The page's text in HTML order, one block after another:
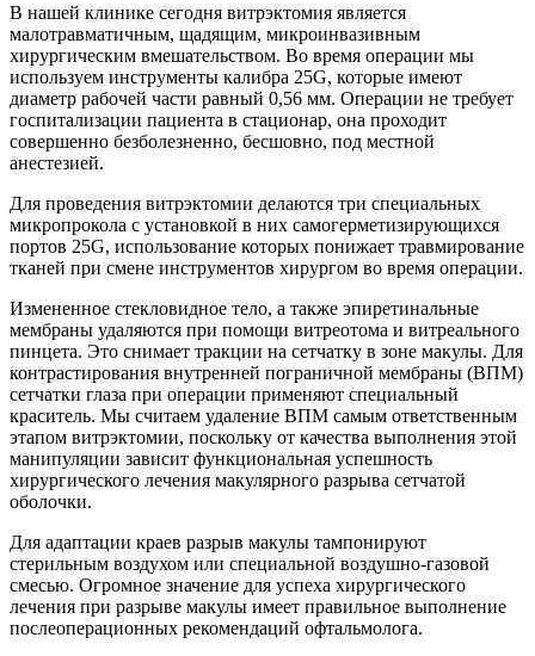
В нашей клинике сегодня витрэктомия является
малотравматичным, щадящим, микроинвазивным
хирургическим вмешательством. Во время операции мы
используем инструменты калибра 25G, которые имеют
диаметр рабочей части равный 0,56 мм. Операции не требует
госпитализации пациента в стационар, она проходит
совершенно безболезненно, бесшовно, под местной
анестезией.
Для проведения витрэктомии делаются три специальных
микропрокола с установкой в них самогерметизирующихся
портов 25G, использование которых понижает травмирование
тканей при смене инструментов хирургом во время операции.
Измененное стекловидное тело, а также эпиретинальные
мембраны удаляются при помощи витреотома и витреального
пинцета. Это снимает тракции на сетчатку в зоне макулы. Для
контрастирования внутренней пограничной мембраны (ВПМ)
сетчатки глаза при операции применяют специальный
краситель. Мы считаем удаление ВПМ самым ответственным
этапом витрэктомии, поскольку от качества выполнения этой
манипуляции зависит функциональная успешность
хирургического лечения макулярного разрыва сетчатой
оболочки.
Для адаптации краев разрыв макулы тампонируют
стерильным воздухом или специальной воздушно-газовой
смесью. Огромное значение для успеха хирургического
лечения при разрыве макулы имеет правильное выполнение
послеоперационных рекомендаций офтальмолога.